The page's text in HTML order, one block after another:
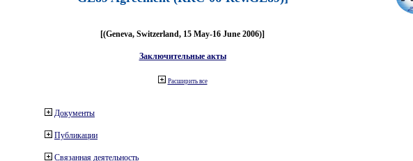
[(Geneva, Switzerland, 15 May-16 June 2006)]
Заключительные акты
Расширить все
Документы
Публикации
Связанная деятельность